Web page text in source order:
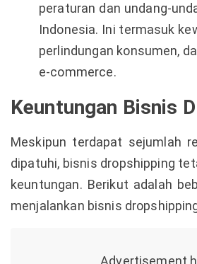
peraturan dan undang-
Indonesia. Ini termasuk
perlindungan konsumen,
e-commerce.
Keuntungan Bisnis
Meskipun terdapat sejumlah
dipatuhi, bisnis dropshipping
keuntungan. Berikut adalah
menjalankan bisnis